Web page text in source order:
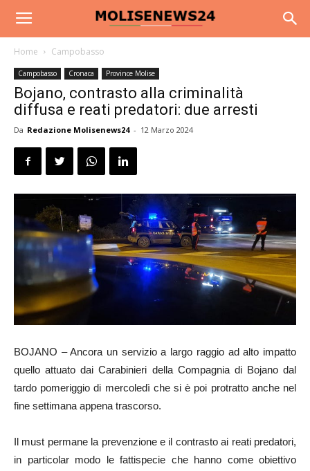
Home Campobasso
Campobasso Cronaca Province Molise
Bojano, contrasto alla criminalità
diffusa e reati predatori: due arresti
Da Redazione Molisenews24 - 12 Marzo 2024
BOJANO – Ancora un servizio a largo raggio ad alto impatto
quello attuato dai Carabinieri della Compagnia di Bojano dal
tardo pomeriggio di mercoledì che si è poi protratto anche nel
fine settimana appena trascorso.
Il must permane la prevenzione e il contrasto ai reati predatori,
in particolar modo le fattispecie che hanno come obiettivo